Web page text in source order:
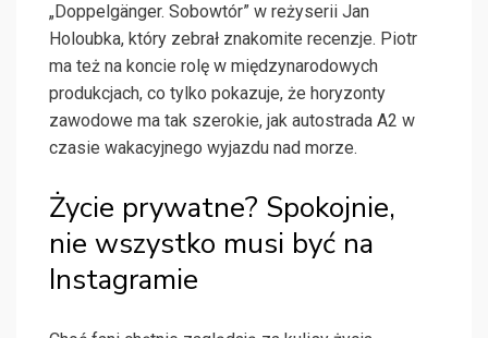
„Doppelgänger. Sobowtór” w reżyserii Jan
Holoubka, który zebrał znakomite recenzje. Piotr
ma też na koncie rolę w międzynarodowych
produkcjach, co tylko pokazuje, że horyzonty
zawodowe ma tak szerokie, jak autostrada A2 w
czasie wakacyjnego wyjazdu nad morze.
Życie prywatne? Spokojnie,
nie wszystko musi być na
Instagramie